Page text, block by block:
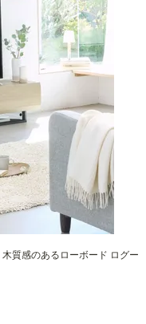
質感のあるローボード ログー